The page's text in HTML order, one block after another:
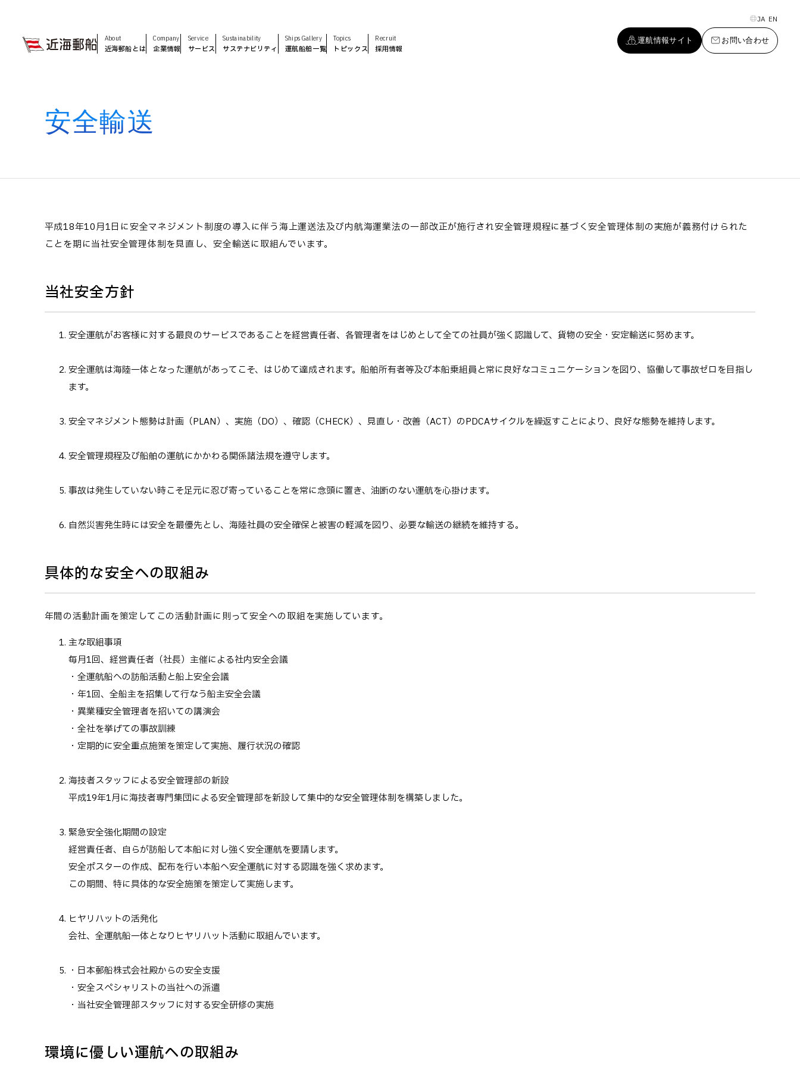
JA EN
About
近海郵船とは
Company
企業情報
Service
サービス
Sustainability
サステナビリティ
Ships Gallery
運航船舶一覧
Topics
トピックス
Recruit
採用情報
運航情報サイト お問い合わせ
安全輸送
平成18年10月1日に安全マネジメント制度の導入に伴う海上運送法及び内航海運業法の一部改正が施行され安全管理規程に基づく安全管理体制の実施が義務付けられた
ことを期に当社安全管理体制を見直し、安全輸送に取組んでいます。
当社安全方針
安全運航がお客様に対する最良のサービスであることを経営責任者、各管理者をはじめとして全ての社員が強く認識して、貨物の安全・安定輸送に努めます。
安全運航は海陸一体となった運航があってこそ、はじめて達成されます。船舶所有者等及び本船乗組員と常に良好なコミュニケーションを図り、協働して事故ゼロを目指し
ます。
安全マネジメント態勢は計画（PLAN）、実施（DO）、確認（CHECK）、見直し・改善（ACT）のPDCAサイクルを繰返すことにより、良好な態勢を維持します。
安全管理規程及び船舶の運航にかかわる関係諸法規を遵守します。
事故は発生していない時こそ足元に忍び寄っていることを常に念頭に置き、油断のない運航を心掛けます。
自然災害発生時には安全を最優先とし、海陸社員の安全確保と被害の軽減を図り、必要な輸送の継続を維持する。
具体的な安全への取組み
年間の活動計画を策定してこの活動計画に則って安全への取組を実施しています。
主な取組事項
毎月1回、経営責任者（社長）主催による社内安全会議
・全運航船への訪船活動と船上安全会議
・年1回、全船主を招集して行なう船主安全会議
・異業種安全管理者を招いての講演会
・全社を挙げての事故訓練
・定期的に安全重点施策を策定して実施、履行状況の確認
海技者スタッフによる安全管理部の新設
平成19年1月に海技者専門集団による安全管理部を新設して集中的な安全管理体制を構築しました。
緊急安全強化期間の設定
経営責任者、自らが訪船して本船に対し強く安全運航を要請します。
安全ポスターの作成、配布を行い本船へ安全運航に対する認識を強く求めます。
この期間、特に具体的な安全施策を策定して実施します。
ヒヤリハットの活発化
会社、全運航船一体となりヒヤリハット活動に取組んでいます。
・日本郵船株式会社殿からの安全支援
・安全スペシャリストの当社への派遣
・当社安全管理部スタッフに対する安全研修の実施
環境に優しい運航への取組み